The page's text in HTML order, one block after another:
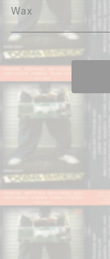
Hoodie
Sweat
Pants
Jacket
Wax